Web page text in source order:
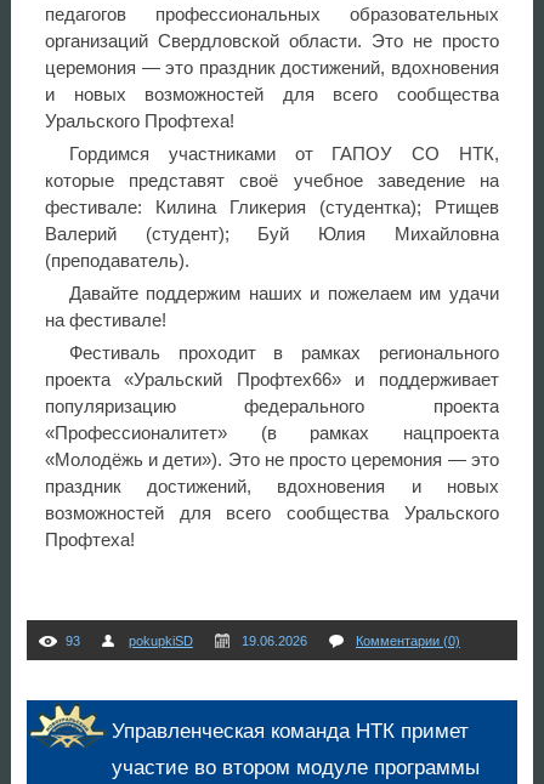
педагогов профессиональных образовательных
организаций Свердловской области. Это не просто
церемония — это праздник достижений, вдохновения
и новых возможностей для всего сообщества
Уральского Профтеха!
Гордимся участниками от ГАПОУ СО НТК,
которые представят своё учебное заведение на
фестивале: Килина Гликерия (студентка); Ртищев
Валерий (студент); Буй Юлия Михайловна
(преподаватель).
Давайте поддержим наших и пожелаем им удачи
на фестивале!
Фестиваль проходит в рамках регионального
проекта «Уральский Профтех66» и поддерживает
популяризацию федерального проекта
«Профессионалитет» (в рамках нацпроекта
«Молодёжь и дети»). Это не просто церемония — это
праздник достижений, вдохновения и новых
возможностей для всего сообщества Уральского
Профтеха!
93 pokupkiSD 19.06.2026 Комментарии (0)
Управленческая команда НТК примет
участие во втором модуле программы